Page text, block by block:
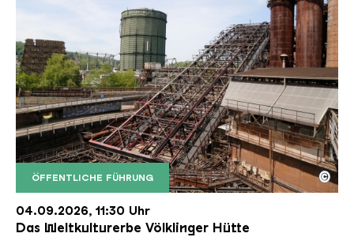
ÖFFENTLICHE FÜHRUNG
Der Erzschrägaufzug der Völklinger Hütte mit
Copyright: Weltkulturerbe Völklinger Hütte | Karl
©
04.09.2026, 11:30 Uhr
Das Weltkulturerbe Völklinger Hütte